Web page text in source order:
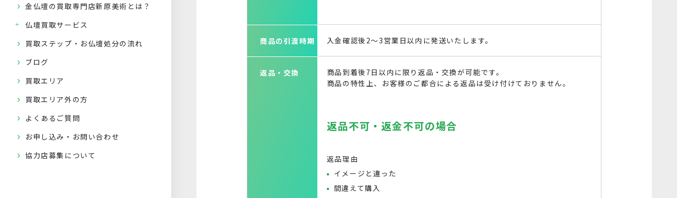
金仏壇の買取専門店新原美術とは？
仏壇買取サービス
買取ステップ・お仏壇処分の流れ
ブログ
買取エリア
買取エリア外の方
よくあるご質問
お申し込み・お問い合わせ
協力店募集について
商品の引渡時期 入金確認後2〜3営業日以内に発送いたします。
返品・交換
商品到着後7日以内に限り返品・交換が可能です。
商品の特性上、お客様のご都合による返品は受け付けておりません。
返品不可・返金不可の場合
返品理由
イメージと違った
間違えて購入